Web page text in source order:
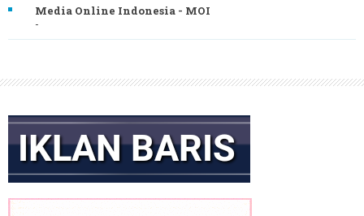
Media Online Indonesia - MOI
-